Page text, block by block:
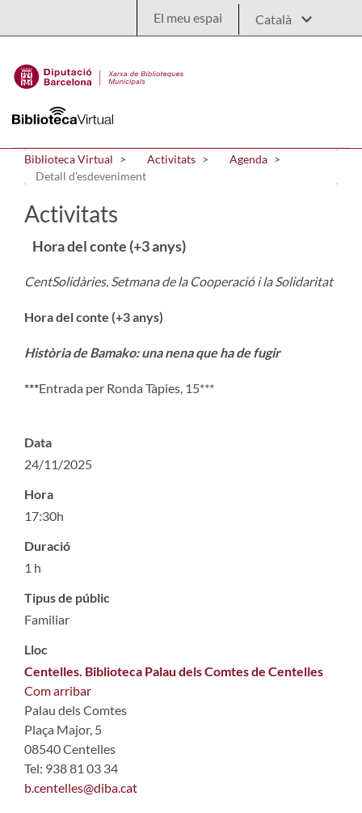
El meu espai
Biblioteca Virtual Activitats
Agenda
Detall d'esdeveniment
Activitats
Hora del conte (+3 anys)
CentSolidàries. Setmana de la Cooperació i la Solidaritat
Hora del conte (+3 anys)
Història de Bamako: una nena que ha de fugir
***Entrada per Ronda Tàpies, 15***
Data
24/11/2025
Hora
17:30h
Duració
1 h
Tipus de públic
Familiar
Lloc
Centelles. Biblioteca Palau dels Comtes de Centelles
Com arribar
Palau dels Comtes
Plaça Major, 5
08540 Centelles
Tel: 938 81 03 34
b.centelles@diba.cat